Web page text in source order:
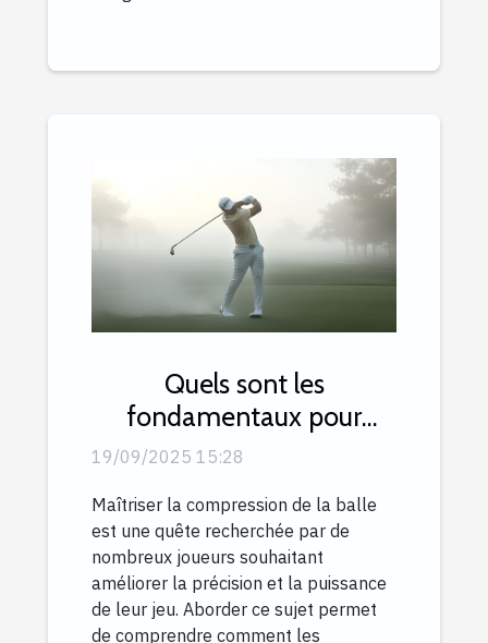
Quels sont les
fondamentaux pour
compresser la balle avec
19/09/2025 15:28
Maîtriser la compression de la balle
est une quête recherchée par de
nombreux joueurs souhaitant
améliorer la précision et la puissance
de leur jeu. Aborder ce sujet permet
de comprendre comment les